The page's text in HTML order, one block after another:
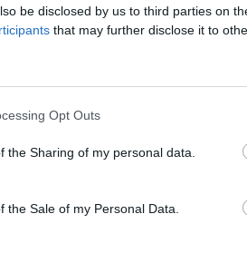
be disclosed by us to third parties on
that may further disclose it to
Opt Outs
the Sharing of my personal data.
the Sale of my Personal Data.
brakuje do docelowej sieci